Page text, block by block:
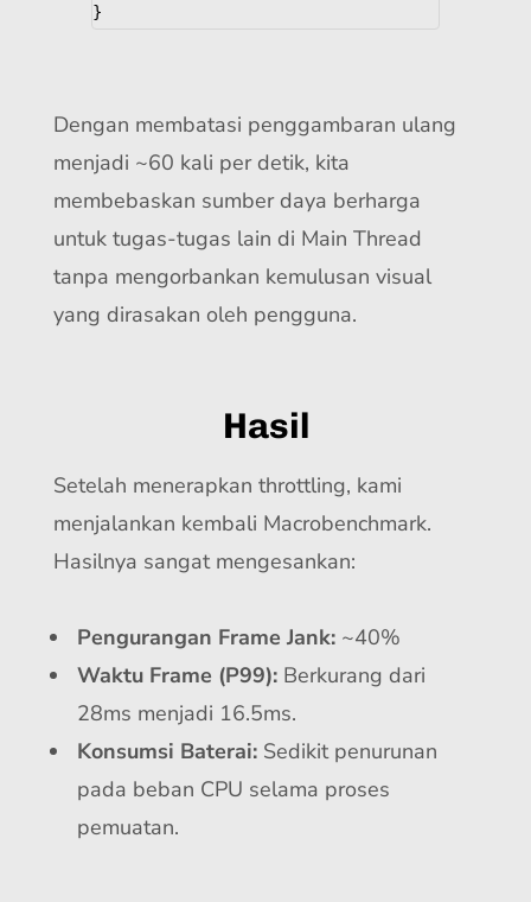
}
Dengan membatasi penggambaran ulang
menjadi ~60 kali per detik, kita
membebaskan sumber daya berharga
untuk tugas-tugas lain di Main Thread
tanpa mengorbankan kemulusan visual
yang dirasakan oleh pengguna.
Hasil
Setelah menerapkan throttling, kami
menjalankan kembali Macrobenchmark.
Hasilnya sangat mengesankan:
Pengurangan Frame Jank:~40%
Waktu Frame (P99):Berkurang dari
28ms menjadi 16.5ms.
Konsumsi Baterai:Sedikit penurunan
pada beban CPU selama proses
pemuatan.